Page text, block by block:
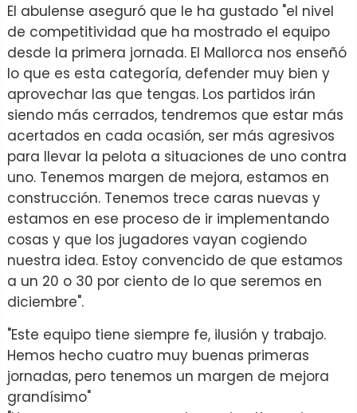
El abulense aseguró que le ha gustado "el nivel
de competitividad que ha mostrado el equipo
desde la primera jornada. El Mallorca nos enseñó
lo que es esta categoría, defender muy bien y
aprovechar las que tengas. Los partidos irán
siendo más cerrados, tendremos que estar más
acertados en cada ocasión, ser más agresivos
para llevar la pelota a situaciones de uno contra
uno. Tenemos margen de mejora, estamos en
construcción. Tenemos trece caras nuevas y
estamos en ese proceso de ir implementando
cosas y que los jugadores vayan cogiendo
nuestra idea. Estoy convencido de que estamos
a un 20 o 30 por ciento de lo que seremos en
diciembre".
"Este equipo tiene siempre fe, ilusión y trabajo.
Hemos hecho cuatro muy buenas primeras
jornadas, pero tenemos un margen de mejora
grandísimo"